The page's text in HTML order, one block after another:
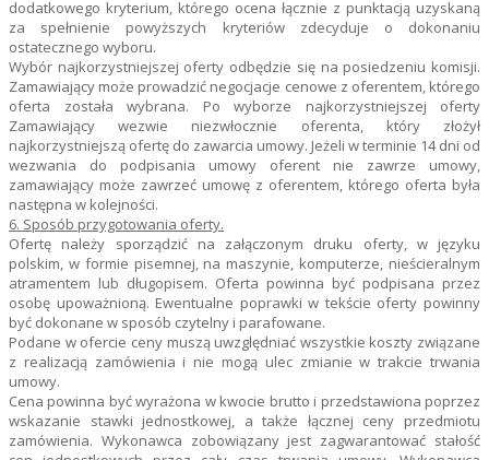
dodatkowego kryterium, którego ocena łącznie z punktacją uzyskaną
za spełnienie powyższych kryteriów zdecyduje o dokonaniu
ostatecznego wyboru.
Wybór najkorzystniejszej oferty odbędzie się na posiedzeniu komisji.
Zamawiający może prowadzić negocjacje cenowe z oferentem, którego
oferta została wybrana. Po wyborze najkorzystniejszej oferty
Zamawiający wezwie niezwłocznie oferenta, który złożył
najkorzystniejszą ofertę do zawarcia umowy. Jeżeli w terminie 14 dni od
wezwania do podpisania umowy oferent nie zawrze umowy,
zamawiający może zawrzeć umowę z oferentem, którego oferta była
następna w kolejności.
6. Sposób przygotowania oferty.
Ofertę należy sporządzić na załączonym druku oferty, w języku
polskim, w formie pisemnej, na maszynie, komputerze, nieścieralnym
atramentem lub długopisem. Oferta powinna być podpisana przez
osobę upoważnioną. Ewentualne poprawki w tekście oferty powinny
być dokonane w sposób czytelny i parafowane.
Podane w ofercie ceny muszą uwzględniać wszystkie koszty związane
z realizacją zamówienia i nie mogą ulec zmianie w trakcie trwania
umowy.
Cena powinna być wyrażona w kwocie brutto i przedstawiona poprzez
wskazanie stawki jednostkowej, a także łącznej ceny przedmiotu
zamówienia. Wykonawca zobowiązany jest zagwarantować stałość